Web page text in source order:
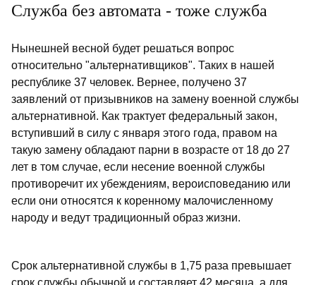
Служба без автомата - тоже служба
Нынешней весной будет решаться вопрос
относительно "альтернативщиков". Таких в нашей
республике 37 человек. Вернее, получено 37
заявлений от призывников на замену военной службы
альтернативной. Как трактует федеральный закон,
вступивший в силу с января этого года, правом на
такую замену обладают парни в возрасте от 18 до 27
лет в том случае, если несение военной службы
противоречит их убеждениям, вероисповеданию или
если они относятся к коренному малочисленному
народу и ведут традиционный образ жизни.
Срок альтернативной службы в 1,75 раза превышает